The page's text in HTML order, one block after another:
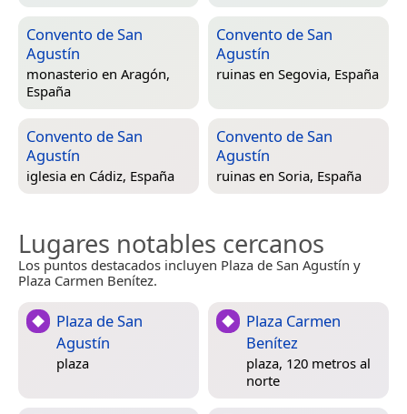
Convento de San
Agustín
monasterio en Aragón,
España
Convento de San
Agustín
ruinas en Segovia, España
Convento de San
Agustín
iglesia en Cádiz, España
Convento de San
Agustín
ruinas en Soria, España
Lugares notables cercanos
Los puntos destacados incluyen Plaza de San Agustín y
Plaza Carmen Benítez.
Plaza de San
Agustín
plaza
Plaza Carmen
Benítez
plaza, 120 metros al
norte